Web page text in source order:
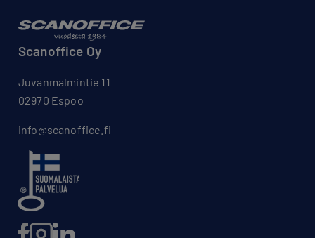
Scanoffice Oy
Juvanmalmintie 11
02970 Espoo
info@scanoffice.fi